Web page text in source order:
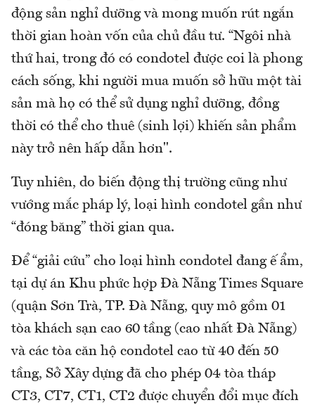
động sản nghỉ dưỡng và mong muốn rút ngắn
thời gian hoàn vốn của chủ đầu tư. “Ngôi nhà
thứ hai, trong đó có condotel được coi là phong
cách sống, khi người mua muốn sở hữu một tài
sản mà họ có thể sử dụng nghỉ dưỡng, đồng
thời có thể cho thuê (sinh lợi) khiến sản phẩm
này trở nên hấp dẫn hơn".
Tuy nhiên, do biến động thị trường cũng như
vướng mắc pháp lý, loại hình condotel gần như
“đóng băng” thời gian qua.
Để “giải cứu” cho loại hình condotel đang ế ẩm,
tại dự án Khu phức hợp Đà Nẵng Times Square
(quận Sơn Trà, TP. Đà Nẵng, quy mô gồm 01
tòa khách sạn cao 60 tầng (cao nhất Đà Nẵng)
và các tòa căn hộ condotel cao từ 40 đến 50
tầng, Sở Xây dựng đã cho phép 04 tòa tháp
CT3, CT7, CT1, CT2 được chuyển đổi mục đích